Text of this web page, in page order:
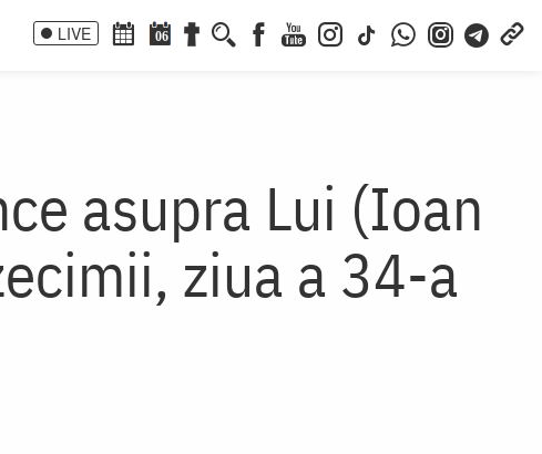
LIVE 06
asupra Lui (Ioan
ziua a 34-a